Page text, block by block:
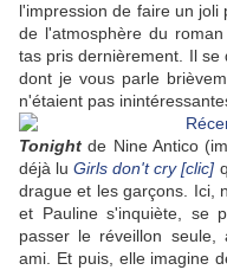
l'impression de faire un
de l'atmosphère du
tas pris dernièrement. Il se
dont je vous parle
n'étaient pas
Tonight de Nine Antico
déjà luGirls don't cry [clic]
drague et les garçons. Ici,
et Pauline s'inquiète, se
passer le réveillon seule,
ami. Et puis, elle imagine